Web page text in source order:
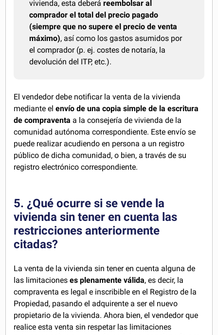
vivienda, esta deberáreembolsar al
comprador el total del precio pagado
(siempre que no supere el precio de venta
máximo), así como los gastos asumidos por
el comprador (p. ej. costes de notaría, la
devolución del ITP, etc.).
El vendedor debe notificar la venta de la vivienda
mediante elenvío de una copia simple de la escritura
de compraventa a la consejería de vivienda de la
comunidad autónoma correspondiente. Este envío se
puede realizar acudiendo en persona a un registro
público de dicha comunidad, o bien, a través de su
registro electrónico correspondiente.
5. ¿Qué ocurre si se vende la
vivienda sin tener en cuenta las
restricciones anteriormente
citadas?
La venta de la vivienda sin tener en cuenta alguna de
las limitacioneses plenamente válida, es decir, la
compraventa es legal e inscribible en el Registro de la
Propiedad, pasando el adquirente a ser el nuevo
propietario de la vivienda. Ahora bien, el vendedor que
realice esta venta sin respetar las limitaciones